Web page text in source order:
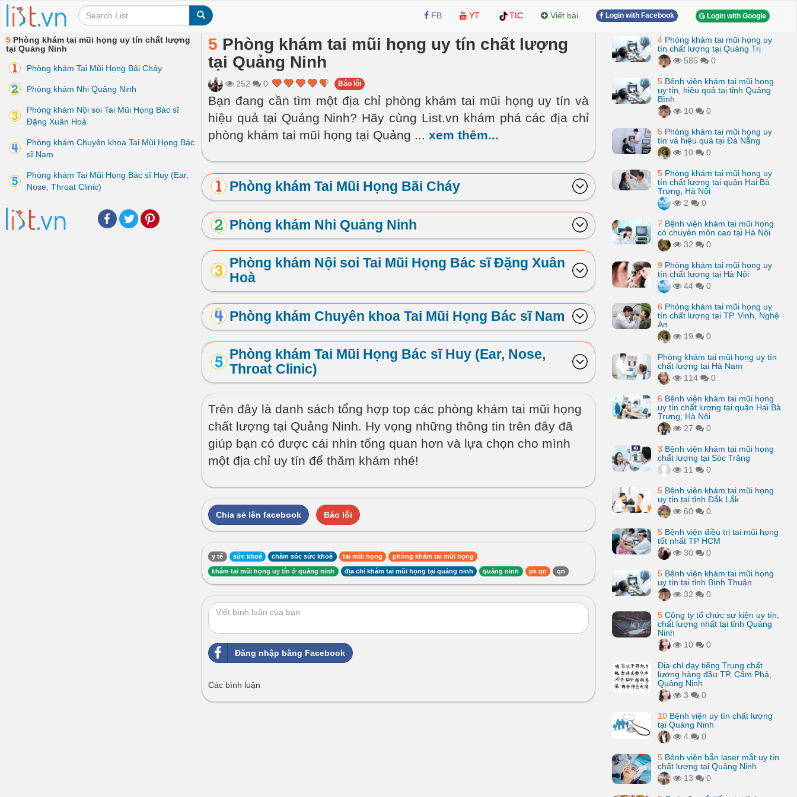
FB YT TIC Viết bài Login with Facebook Login with Google
5 Phòng khám tai mũi họng uy tín chất lượng
tại Quảng Ninh
Phòng khám Tai Mũi Họng Bãi Cháy
Phòng khám Nhi Quảng Ninh
Phòng khám Nội soi Tai Mũi Họng Bác sĩ
Đặng Xuân Hoà
Phòng khám Chuyên khoa Tai Mũi Họng Bác
sĩ Nam
Phòng khám Tai Mũi Họng Bác sĩ Huy (Ear,
Nose, Throat Clinic)
Facebook
TwitterPinterest
5 Phòng khám tai mũi họng uy tín chất lượng
tại Quảng Ninh
252 0 Báo lỗi
Bạn đang cần tìm một địa chỉ phòng khám tai mũi họng uy tín và
hiệu quả tại Quảng Ninh? Hãy cùng List.vn khám phá các địa chỉ
phòng khám tai mũi họng tại Quảng ... xem thêm...
Phòng khám Tai Mũi Họng Bãi Cháy
Phòng khám Nhi Quảng Ninh
Phòng khám Nội soi Tai Mũi Họng Bác sĩ Đặng Xuân
Hoà
Phòng khám Chuyên khoa Tai Mũi Họng Bác sĩ Nam
Phòng khám Tai Mũi Họng Bác sĩ Huy (Ear, Nose,
Throat Clinic)
Trên đây là danh sách tổng hợp top các phòng khám tai mũi họng
chất lượng tại Quảng Ninh. Hy vọng những thông tin trên đây đã
giúp bạn có được cái nhìn tổng quan hơn và lựa chọn cho mình
một địa chỉ uy tín để thăm khám nhé!
Chia sẻ lên facebook Báo lỗi
y tế sức khoẻ chăm sóc sức khoẻ tai mũi họng phòng khám tai mũi họng
khám tai mũi họng uy tín ở quảng ninh địa chỉ khám tai mũi họng tại quảng ninh quảng ninh pk qn qn
Đăng nhập bằng Facebook
Các bình luận
4 Phòng khám tai mũi họng uy
tín chất lượng tại Quảng Trị
585
0
5 Bệnh viện khám tai mũi họng
uy tín, hiệu quả tại tỉnh Quảng
Bình
10
0
5 Phòng khám tai mũi họng uy
tín và hiệu quả tại Đà Nẵng
10
0
5 Phòng khám tai mũi họng uy
tín chất lượng tại quận Hai Bà
Trưng, Hà Nội
2
0
7 Bệnh viện khám tai mũi họng
có chuyên môn cao tại Hà Nội
32
0
9 Phòng khám tai mũi họng uy
tín chất lượng tại Hà Nội
44
0
6 Phòng khám tai mũi họng uy
tín chất lượng tại TP. Vinh, Nghệ
An
19
0
Phòng khám tai mũi họng uy tín
chất lượng tại Hà Nam
114
0
6 Bệnh viện khám tai mũi họng
uy tín chất lượng tại quận Hai Bà
Trưng, Hà Nội
27
0
3 Bệnh viện khám tai mũi họng
chất lượng tại Sóc Trăng
11
0
5 Bệnh viện khám tai mũi họng
uy tín tại tỉnh Đắk Lắk
60
0
5 Bệnh viện điều trị tai mũi họng
tốt nhất TP HCM
30
0
5 Bệnh viện khám tai mũi họng
uy tín tại tỉnh Bình Thuận
32
0
5 Công ty tổ chức sự kiện uy tín,
chất lượng nhất tại tỉnh Quảng
Ninh
10
0
Địa chỉ dạy tiếng Trung chất
lượng hàng đầu TP. Cẩm Phả,
Quảng Ninh
3
0
10 Bệnh viện uy tín chất lượng
tại Quảng Ninh
4
0
5 Bệnh viện bắn laser mắt uy tín
chất lượng tại Quảng Ninh
13
0